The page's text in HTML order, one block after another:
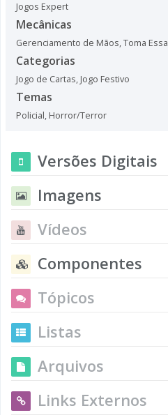
Jogos Expert
Mecânicas
Gerenciamento de Mãos,Toma Essa
Categorias
Jogo de Cartas, Jogo Festivo
Temas
Policial, Horror/Terror
Versões Digitais
Imagens
Vídeos
Componentes
Tópicos
Listas
Arquivos
Links Externos